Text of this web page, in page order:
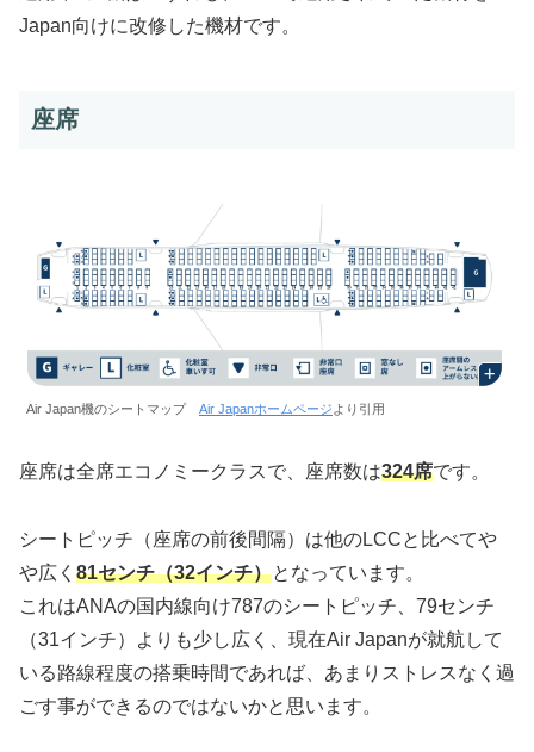
Japan向けに改修した機材です。
座席
Air Japan機のシートマップ Air Japanホームページ より引用
座席は全席エコノミークラスで、座席数は324席です。
シートピッチ（座席の前後間隔）は他のLCCと比べてや
や広く 81センチ（32インチ）となっています。
これはANAの国内線向け787のシートピッチ、79センチ
（31インチ）よりも少し広く、現在Air Japanが就航して
いる路線程度の搭乗時間であれば、あまりストレスなく過
ごす事ができるのではないかと思います。